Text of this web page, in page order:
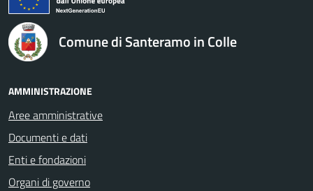
Comune di Santeramo in Colle
AMMINISTRAZIONE
Aree amministrative
Documenti e dati
Enti e fondazioni
Organi di governo